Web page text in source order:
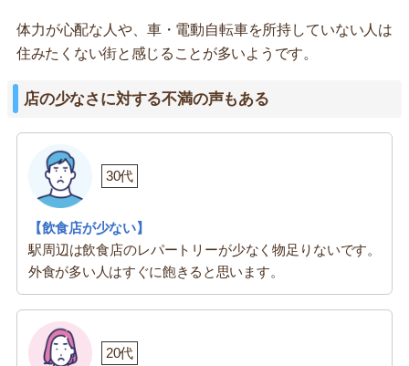
体力が心配な人や、車・電動自転車を所持していない人は
住みたくない街と感じることが多いようです。
店の少なさに対する不満の声もある
30代
【飲食店が少ない】
駅周辺は飲食店のレパートリーが少なく物足りないです。
外食が多い人はすぐに飽きると思います。
20代